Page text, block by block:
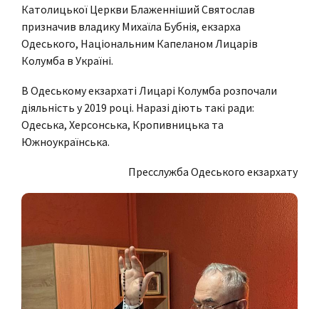
Католицької Церкви Блаженніший Святослав
призначив владику Михаїла Бубнія, екзарха
Одеського, Національним Капеланом Лицарів
Колумба в Україні.
В Одеському екзархаті Лицарі Колумба розпочали
діяльність у 2019 році. Наразі діють такі ради:
Одеська, Херсонська, Кропивницька та
Южноукраїнська.
Пресслужба Одеського екзархату